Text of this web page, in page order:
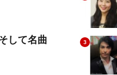
して名曲
3